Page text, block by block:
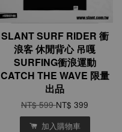
SLANT SURF RIDER 衝
浪客 休閒背心 吊嘎
SURFING衝浪運動
CATCH THE WAVE 限量
出品
NT$ 599NT$ 399
加入購物車